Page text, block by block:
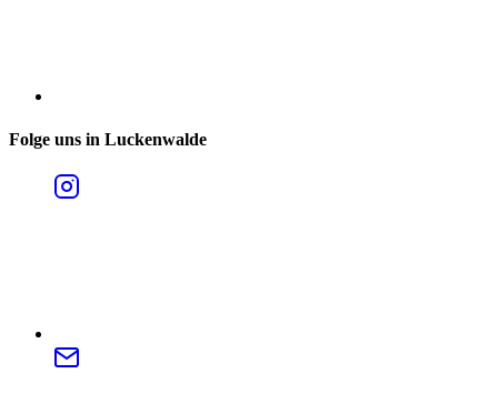
Folge uns in Luckenwalde